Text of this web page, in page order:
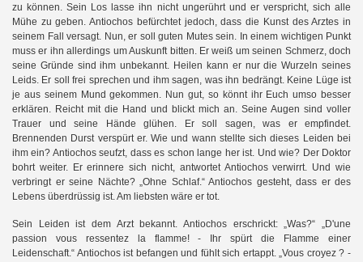
zu können. Sein Los lasse ihn nicht ungerührt und er verspricht, sich alle
Mühe zu geben. Antiochos befürchtet jedoch, dass die Kunst des Arztes in
seinem Fall versagt. Nun, er soll guten Mutes sein. In einem wichtigen Punkt
muss er ihn allerdings um Auskunft bitten. Er weiß um seinen Schmerz, doch
seine Gründe sind ihm unbekannt. Heilen kann er nur die Wurzeln seines
Leids. Er soll frei sprechen und ihm sagen, was ihn bedrängt. Keine Lüge ist
je aus seinem Mund gekommen. Nun gut, so könnt ihr Euch umso besser
erklären. Reicht mit die Hand und blickt mich an. Seine Augen sind voller
Trauer und seine Hände glühen. Er soll sagen, was er empfindet.
Brennenden Durst verspürt er. Wie und wann stellte sich dieses Leiden bei
ihm ein? Antiochos seufzt, dass es schon lange her ist. Und wie? Der Doktor
bohrt weiter. Er erinnere sich nicht, antwortet Antiochos verwirrt. Und wie
verbringt er seine Nächte? „Ohne Schlaf.“ Antiochos gesteht, dass er des
Lebens überdrüssig ist. Am liebsten wäre er tot.
Sein Leiden ist dem Arzt bekannt. Antiochos erschrickt: „Was?“ „D'une
passion vous ressentez la flamme! - Ihr spürt die Flamme einer
Leidenschaft.“ Antiochos ist befangen und fühlt sich ertappt. „Vous croyez ? -